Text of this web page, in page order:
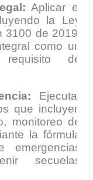
Aplicar el
la Ley
de 2019,
como un
de
Ejecutar
que incluyen
monitoreo de
la fórmula
secuelas